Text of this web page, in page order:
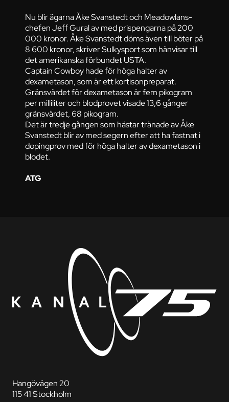
Nu blir ägarna Åke Svanstedt och Meadowlans-
chefen Jeff Gural av med prispengarna på 200
000 kronor. Åke Svanstedt döms även till böter på
8 600 kronor, skriver Sulkysport som hänvisar till
det amerikanska förbundet USTA.
Captain Cowboy hade för höga halter av
dexametason, som är ett kortisonpreparat.
Gränsvärdet för dexametason är fem pikogram
per milliliter och blodprovet visade 13,6 gånger
gränsvärdet, 68 pikogram.
Det är tredje gången som hästar tränade av Åke
Svanstedt blir av med segern efter att ha fastnat i
dopingprov med för höga halter av dexametason i
blodet.
ATG
Hangövägen 20
115 41 Stockholm